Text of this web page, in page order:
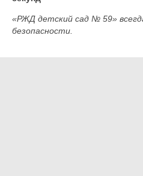
«РЖД детский сад № 59»
безопасности.